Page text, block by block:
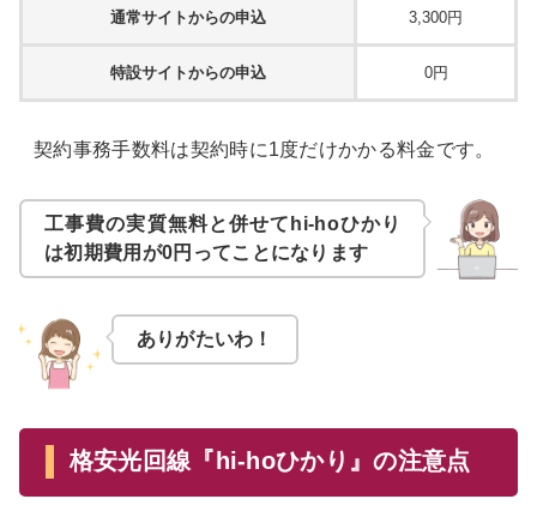
通常サイトからの申込 3,300円
特設サイトからの申込 0円
契約事務手数料は契約時に1度だけかかる料金です。
工事費の実質無料と併せてhi-hoひかり
は初期費用が0円ってことになります
ありがたいわ！
格安光回線『hi-hoひかり』の注意点